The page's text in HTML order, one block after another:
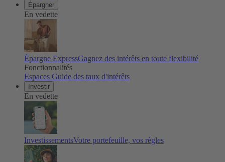
Épargner
En vedette
Épargne ExpressGagnez des intérêts en toute flexibilité
Fonctionnalités
Espaces Guide des taux d'intérêts
Investir
En vedette
InvestissementsVotre portefeuille, vos règles